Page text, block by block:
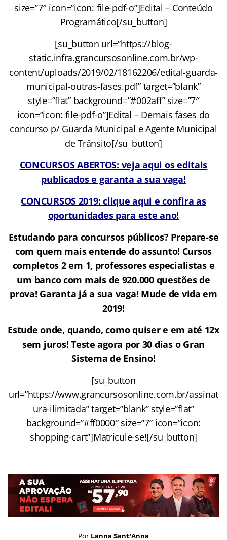
size=”7″ icon=”icon: file-pdf-o”]Edital – Conteúdo
Programático[/su_button]
[su_button url=”https://blog-
static.infra.grancursosonline.com.br/wp-
content/uploads/2019/02/18162206/edital-guarda-
municipal-outras-fases.pdf” target=”blank”
style=”flat” background=”#002aff” size=”7″
icon=”icon: file-pdf-o”]Edital – Demais fases do
concurso p/ Guarda Municipal e Agente Municipal
de Trânsito[/su_button]
CONCURSOS ABERTOS: veja aqui os editais
publicados e garanta a sua vaga!
CONCURSOS 2019: clique aqui e confira as
oportunidades para este ano!
Estudando para concursos públicos? Prepare-se
com quem mais entende do assunto! Cursos
completos 2 em 1, professores especialistas e
um banco com mais de 920.000 questões de
prova! Garanta já a sua vaga! Mude de vida em
2019!
Estude onde, quando, como quiser e em até 12x
sem juros! Teste agora por 30 dias o Gran
Sistema de Ensino!
[su_button
url=”https://www.grancursosonline.com.br/assinat
ura-ilimitada” target=”blank” style=”flat”
background=”#ff0000″ size=”7″ icon=”icon:
shopping-cart”]Matricule-se![/su_button]
Por Lanna Sant'Anna